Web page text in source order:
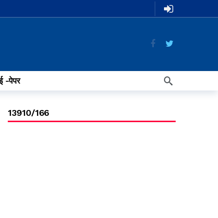
-पेपर
13910/166